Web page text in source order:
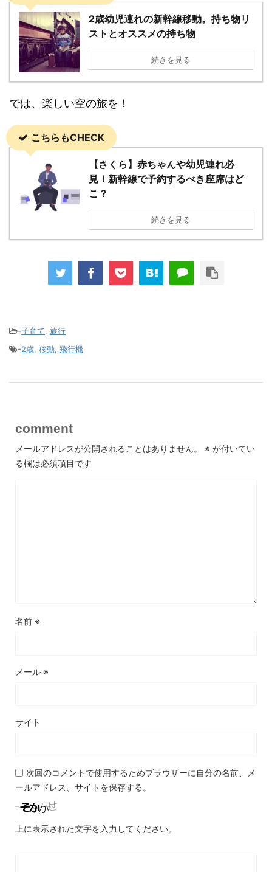
2歳幼児連れの新幹線移動。持ち物リ
ストとオススメの持ち物
続きを見る
では、楽しい空の旅を！
こちらもCHECK
【さくら】赤ちゃんや幼児連れ必
見！新幹線で予約するべき座席はど
こ？
続きを見る
-子育て, 旅行
-2歳, 移動, 飛行機
comment
メールアドレスが公開されることはありません。 ※ が付いてい
る欄は必須項目です
名前 ※
メール ※
サイト
次回のコメントで使用するためブラウザーに自分の名前、メ
ールアドレス、サイトを保存する。
上に表示された文字を入力してください。